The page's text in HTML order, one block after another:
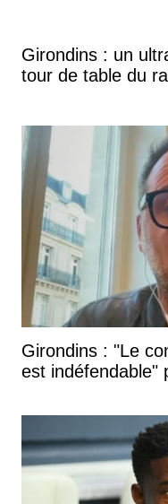
Girondins : un
tour de table du
Girondins : "Le
est indéfendable"